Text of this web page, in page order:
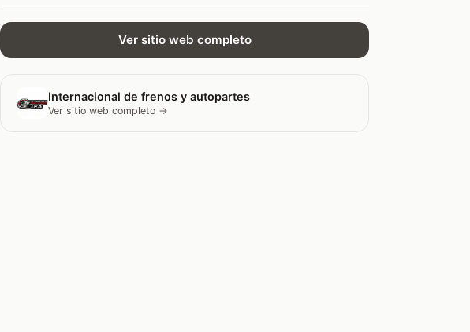
Ver sitio web completo
Internacional de frenos y autopartes
Ver sitio web completo →